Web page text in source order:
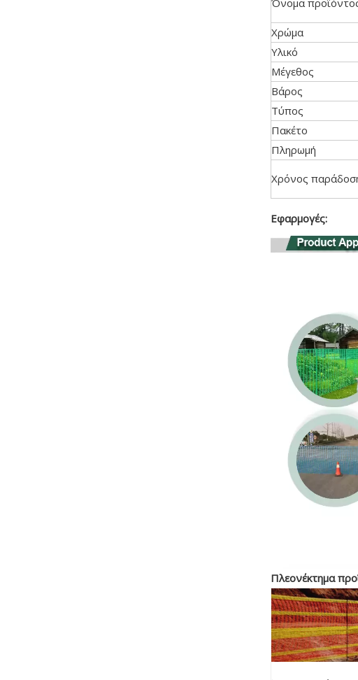
Όνομα
Χρώμα
Υλικό
Μέγεθος
Βάρος
Τύπος
Πακέτο
Πληρωμή
Χρόνος
Εφαρμογές:
Πλεονέκτημα